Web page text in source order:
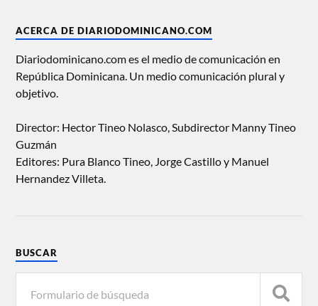
ACERCA DE DIARIODOMINICANO.COM
Diariodominicano.com es el medio de comunicación en
República Dominicana. Un medio comunicación plural y
objetivo.
Director: Hector Tineo Nolasco, Subdirector Manny Tineo
Guzmán
Editores: Pura Blanco Tineo, Jorge Castillo y Manuel
Hernandez Villeta.
BUSCAR